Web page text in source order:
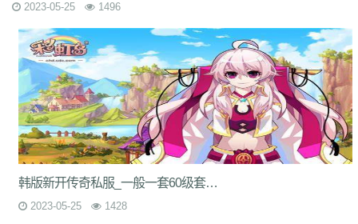
2023-05-25 1496
韩版新开传奇私服_一般一套60级套装可以完成6级的游戏任务。
2023-05-25 1428